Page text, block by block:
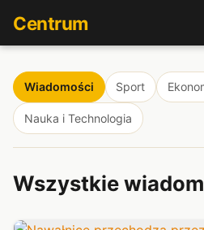
Centrum
Wiadomości Sport
Nauka i Technologia
Wszystkie